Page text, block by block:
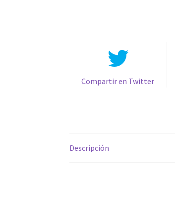
Compartir en Twitter
Descripción